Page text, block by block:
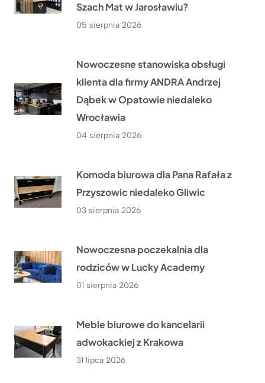
Szach Mat w Jarosławiu?
05 sierpnia 2026
Nowoczesne stanowiska obsługi
klienta dla firmy ANDRA Andrzej
Dąbek w Opatowie niedaleko
Wrocławia
04 sierpnia 2026
Komoda biurowa dla Pana Rafała z
Przyszowic niedaleko Gliwic
03 sierpnia 2026
Nowoczesna poczekalnia dla
rodziców w Lucky Academy
01 sierpnia 2026
Meble biurowe do kancelarii
adwokackiej z Krakowa
31 lipca 2026